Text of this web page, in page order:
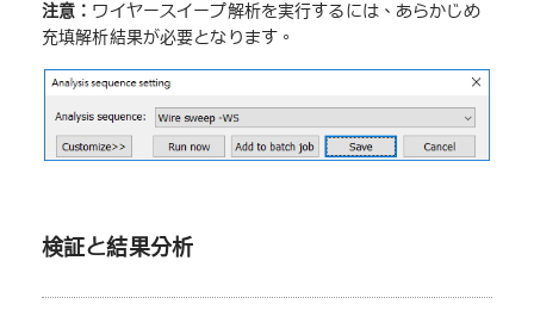
注意： ワイヤースイープ解析を実行するには、あらかじめ
充填解析結果が必要となります。
検証と結果分析